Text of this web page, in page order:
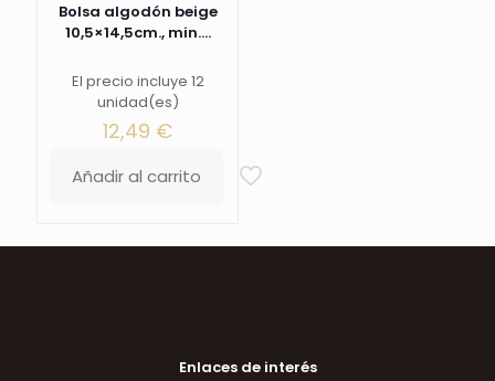
Bolsa algodón beige
10,5×14,5cm., min....
El precio incluye 12
unidad(es)
12,49 €
Añadir al carrito
Enlaces de interés